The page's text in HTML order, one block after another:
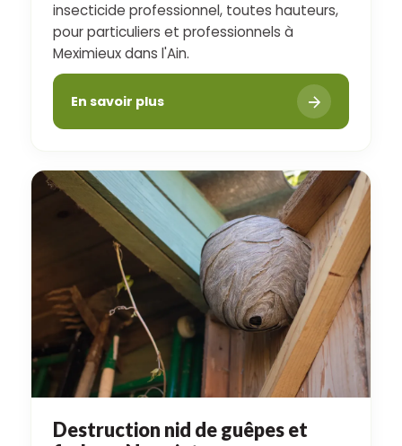
insecticide professionnel, toutes hauteurs,
pour particuliers et professionnels à
Meximieux dans l'Ain.
En savoir plus
Destruction nid de guêpes et